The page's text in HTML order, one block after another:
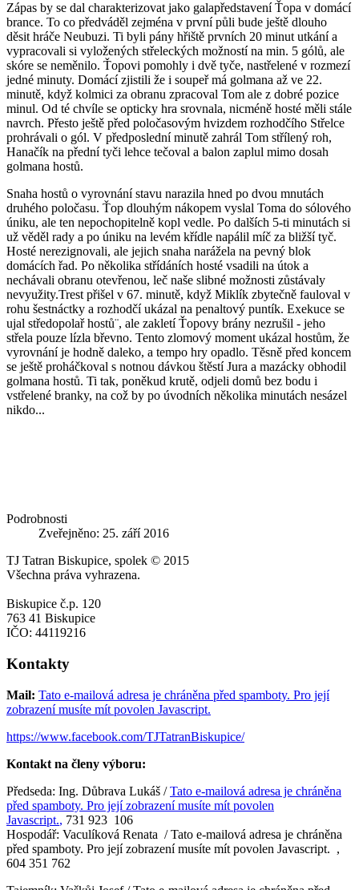
Zápas by se dal charakterizovat jako galapředstavení Ťopa v domácí
brance. To co předváděl zejména v první půli bude ještě dlouho
děsit hráče Neubuzi. Ti byli pány hřiště prvních 20 minut utkání a
vypracovali si vyložených střeleckých možností na min. 5 gólů, ale
skóre se neměnilo. Ťopovi pomohly i dvě tyče, nastřelené v rozmezí
jedné minuty. Domácí zjistili že i soupeř má golmana až ve 22.
minutě, když kolmici za obranu zpracoval Tom ale z dobré pozice
minul. Od té chvíle se opticky hra srovnala, nicméně hosté měli stále
navrch. Přesto ještě před poločasovým hvizdem rozhodčího Střelce
prohrávali o gól. V předposlední minutě zahrál Tom střílený roh,
Hanačík na přední tyči lehce tečoval a balon zaplul mimo dosah
golmana hostů.
Snaha hostů o vyrovnání stavu narazila hned po dvou mnutách
druhého poločasu. Ťop dlouhým nákopem vyslal Toma do sólového
úniku, ale ten nepochopitelně kopl vedle. Po dalších 5-ti minutách si
už věděl rady a po úniku na levém křídle napálil míč za bližší tyč.
Hosté nerezignovali, ale jejich snaha narážela na pevný blok
domácích řad. Po několika střídáních hosté vsadili na útok a
nechávali obranu otevřenou, leč naše slibné možnosti zůstávaly
nevyužity.Trest přišel v 67. minutě, když Miklík zbytečně fauloval v
rohu šestnáctky a rozhodčí ukázal na penaltový puntík. Exekuce se
ujal středopolař hostů¨, ale zakletí Ťopovy brány nezrušil - jeho
střela pouze lízla břevno. Tento zlomový moment ukázal hostům, že
vyrovnání je hodně daleko, a tempo hry opadlo. Těsně před koncem
se ještě proháčkoval s notnou dávkou štěstí Jura a mazácky obhodil
golmana hostů. Ti tak, poněkud krutě, odjeli domů bez bodu i
vstřelené branky, na což by po úvodních několika minutách nesázel
nikdo...
Podrobnosti
Zveřejněno: 25. září 2016
TJ Tatran Biskupice, spolek © 2015
Všechna práva vyhrazena.
Biskupice č.p. 120
763 41 Biskupice
IČO: 44119216
Kontakty
Mail: Tato e-mailová adresa je chráněna před spamboty. Pro její
zobrazení musíte mít povolen Javascript.
https://www.facebook.com/TJTatranBiskupice/
Kontakt na členy výboru:
Předseda: Ing. Důbrava Lukáš /Tato e-mailová adresa je chráněna
před spamboty. Pro její zobrazení musíte mít povolen
Javascript., 731 923 106
Hospodář: Vaculíková Renata /Tato e-mailová adresa je chráněna
před spamboty. Pro její zobrazení musíte mít povolen Javascript. ,
604 351 762